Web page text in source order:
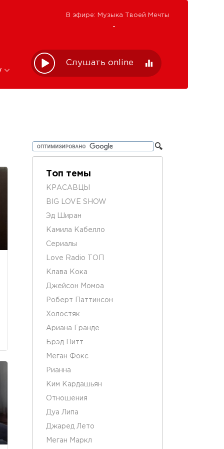
В эфире: Музыка Твоей Мечты
Слушать online
Топ темы
КРАСАВЦЫ
BIG LOVE SHOW
Эд Ширан
Камила Кабелло
Сериалы
Love Radio ТОП
Клава Кока
Джейсон Момоа
Роберт Паттинсон
Холостяк
Ариана Гранде
Брэд Питт
Меган Фокс
Рианна
Ким Кардашьян
Отношения
Дуа Липа
Джаред Лето
Меган Маркл